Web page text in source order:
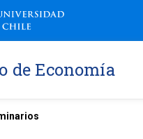
de Economía